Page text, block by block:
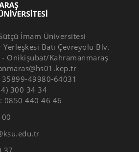
İmam Üniversitesi
Batı Çevreyolu Blv.
Onikişubat/Kahramanmaraş
49980-64031
300 34 34
0850 440 46 46
37